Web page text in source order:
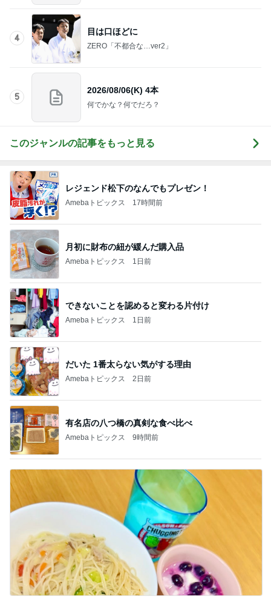
4
目は口ほどに
ZERO「不都合な…ver2」
5
2026/08/06(K) 4本
何でかな？何でだろ？
このジャンルの記事をもっと見る
レジェンド松下のなんでもプレゼン！
Amebaトピックス 17時間前
月初に財布の紐が緩んだ購入品
Amebaトピックス 1日前
できないことを認めると変わる片付け
Amebaトピックス 1日前
だいた 1番太らない気がする理由
Amebaトピックス 2日前
有名店の八つ橋の真剣な食べ比べ
Amebaトピックス 9時間前